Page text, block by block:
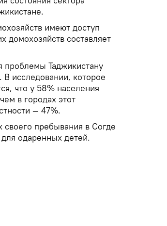
имеют доступ
домохозяйств составляет
Таджикистану
исследовании, которое
что у 58% населения
в городах этот
— 47%.
своего пребывания в Согде
одаренных детей.